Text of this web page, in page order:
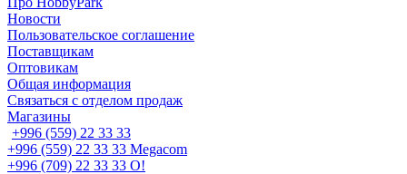
Новости
Пользовательское соглашение
Поставщикам
Оптовикам
Общая информация
Связаться с отделом продаж
Магазины
+996 (559) 22 33 33
+996 (559) 22 33 33 Megacom
+996 (709) 22 33 33 O!